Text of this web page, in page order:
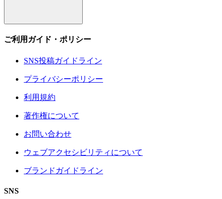
ご利用ガイド・ポリシー
SNS投稿ガイドライン
プライバシーポリシー
利用規約
著作権について
お問い合わせ
ウェブアクセシビリティについて
ブランドガイドライン
SNS